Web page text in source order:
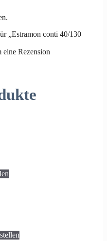
„Estramon conti 40/130
eine Rezension